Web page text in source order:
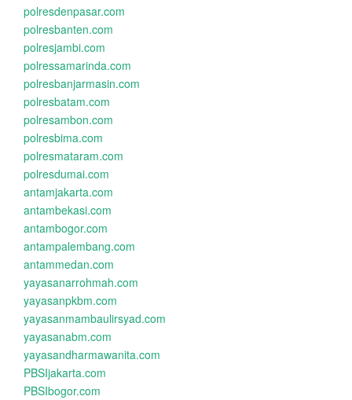
polresdenpasar.com
polresbanten.com
polresjambi.com
polressamarinda.com
polresbanjarmasin.com
polresbatam.com
polresambon.com
polresbima.com
polresmataram.com
polresdumai.com
antamjakarta.com
antambekasi.com
antambogor.com
antampalembang.com
antammedan.com
yayasanarrohmah.com
yayasanpkbm.com
yayasanmambaulirsyad.com
yayasanabm.com
yayasandharmawanita.com
PBSIjakarta.com
PBSIbogor.com